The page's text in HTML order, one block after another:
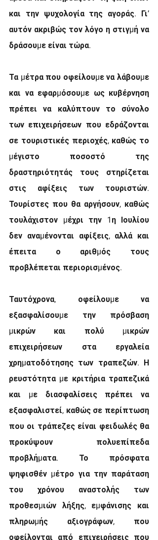
και την ψυχολογία της αγοράς. Γι’
αυτόν ακριβώς τον λόγο η στιγµή να
δράσουµε είναι τώρα.
Τα µέτρα που οφείλουµε να λάβουµε
και να εφαρµόσουµε ως κυβέρνηση
πρέπει να καλύπτουν το σύνολο
των επιχειρήσεων που εδράζονται
σε τουριστικές περιοχές, καθώς το
µέγιστο ποσοστό της
δραστηριότητάς τους στηρίζεται
στις αφίξεις των τουριστών.
Τουρίστες που θα αργήσουν, καθώς
τουλάχιστον µέχρι την 1η Ιουλίου
δεν αναµένονται αφίξεις, αλλά και
έπειτα ο αριθµός τους
προβλέπεται περιορισµένος.
Ταυτόχρονα, οφείλουµε να
εξασφαλίσουµε την πρόσβαση
µικρών και πολύ µικρών
επιχειρήσεων στα εργαλεία
χρηµατοδότησης των τραπεζών. Η
ρευστότητα µε κριτήρια τραπεζικά
και µε διασφαλίσεις πρέπει να
εξασφαλιστεί, καθώς σε περίπτωση
που οι τράπεζες είναι φειδωλές θα
προκύψουν πολυεπίπεδα
προβλήµατα. Το πρόσφατα
ψηφισθέν µέτρο για την παράταση
του χρόνου αναστολής των
προθεσµιών λήξης, εµφάνισης και
πληρωµής αξιογράφων, που
οφείλονται από επιχειρήσεις που